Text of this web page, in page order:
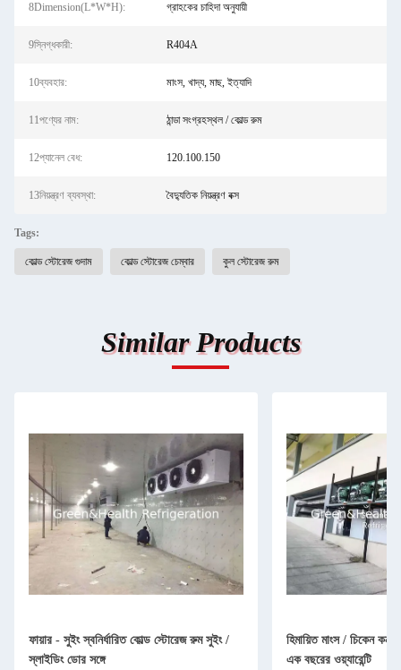
8Dimension(L*W*H): গ্রাহকের চাহিদা অনুযায়ী
9স্নিগ্ধকারী: R404A
10ব্যবহার: মাংস, খাদ্য, মাছ, ইত্যাদি
11পণ্যের নাম: ঠান্ডা সংগ্রহস্থল / কোল্ড রুম
12প্যানেল বেধ: 120.100.150
13নিয়ন্ত্রণ ব্যবস্থা: বৈদ্যুতিক নিয়ন্ত্রণ বক্স
Tags:
কোল্ড স্টোরেজ গুদাম কোল্ড স্টোরেজ চেম্বার কুল স্টোরেজ রুম
Similar Products
ফায়ার - সুইং স্বনির্ধারিত কোল্ড স্টোরেজ রুম সুইং /
স্লাইডিং ডোর সঙ্গে
হিমায়িত মাংস / চিকেন
এক বছরের ওয়্যারেন্টি